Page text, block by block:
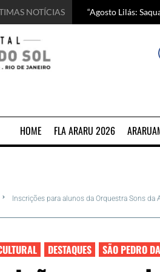
NOTÍCIAS “Agosto Lilás:
Começa hoje em
Chef italiano
5 motivos para
HOME FLA ARARU 2026
Inscrições para alunos da Orquestra Sons da
DESTAQUES SÃO PEDRO